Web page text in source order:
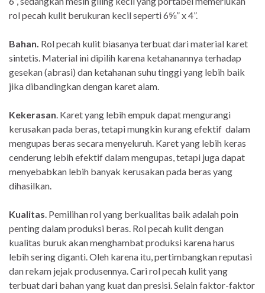
rol pecah kulit berukuran kecil seperti 6⅝” x 4”.
Bahan. Rol pecah kulit biasanya terbuat dari material karet
sintetis. Material ini dipilih karena ketahanannya terhadap
gesekan (abrasi) dan ketahanan suhu tinggi yang lebih baik
jika dibandingkan dengan karet alam.
Kekerasan. Karet yang lebih empuk dapat mengurangi
kerusakan pada beras, tetapi mungkin kurang efektif dalam
mengupas beras secara menyeluruh. Karet yang lebih keras
cenderung lebih efektif dalam mengupas, tetapi juga dapat
menyebabkan lebih banyak kerusakan pada beras yang
dihasilkan.
Kualitas. Pemilihan rol yang berkualitas baik adalah poin
penting dalam produksi beras. Rol pecah kulit dengan
kualitas buruk akan menghambat produksi karena harus
lebih sering diganti. Oleh karena itu, pertimbangkan reputasi
dan rekam jejak produsennya. Cari rol pecah kulit yang
terbuat dari bahan yang kuat dan presisi. Selain faktor-faktor